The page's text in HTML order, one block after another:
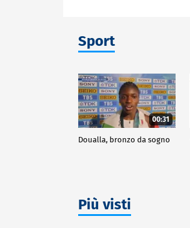
Sport
00:31
Doualla, bronzo da sogno
Più visti